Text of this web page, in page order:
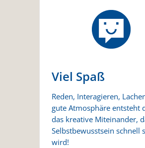
Viel Spaß
Reden, Interagieren,
gute Atmosphäre entsteht
das kreative Miteinander,
Selbstbewusstsein schnell
wird!